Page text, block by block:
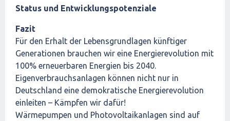
Status und Entwicklungspotenziale
Fazit
Für den Erhalt der Lebensgrundlagen künftiger
Generationen brauchen wir eine Energierevolution mit
100% erneuerbaren Energien bis 2040.
Eigenverbrauchsanlagen können nicht nur in
Deutschland eine demokratische Energierevolution
einleiten – Kämpfen wir dafür!
Wärmepumpen und Photovoltaikanlagen sind auf